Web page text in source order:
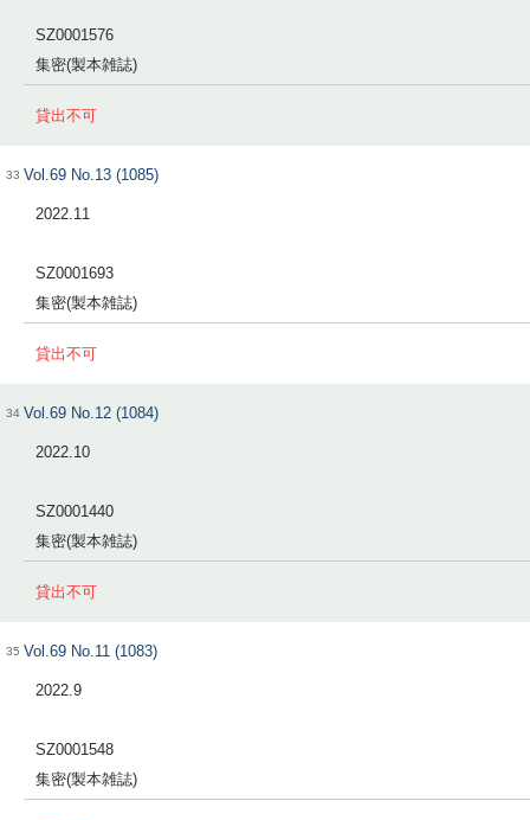
SZ0001576
集密(製本雑誌)
貸出不可
33 Vol.69 No.13 (1085)
2022.11
SZ0001693
集密(製本雑誌)
貸出不可
34 Vol.69 No.12 (1084)
2022.10
SZ0001440
集密(製本雑誌)
貸出不可
35 Vol.69 No.11 (1083)
2022.9
SZ0001548
集密(製本雑誌)